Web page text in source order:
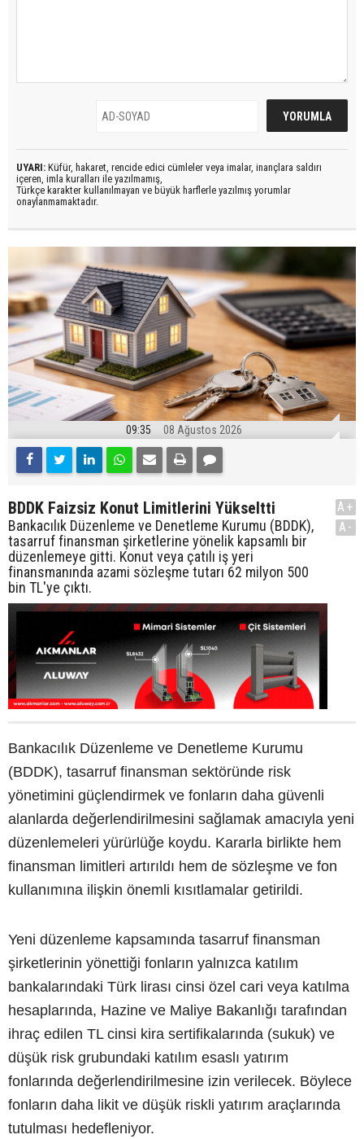
UYARI: Küfür, hakaret, rencide edici cümleler veya imalar, inançlara saldırı
içeren, imla kuralları ile yazılmamış,
Türkçe karakter kullanılmayan ve büyük harflerle yazılmış yorumlar
onaylanmamaktadır.
09:35 08 Ağustos 2026
BDDK Faizsiz Konut Limitlerini Yükseltti
Bankacılık Düzenleme ve Denetleme Kurumu (BDDK),
tasarruf finansman şirketlerine yönelik kapsamlı bir
düzenlemeye gitti. Konut veya çatılı iş yeri
finansmanında azami sözleşme tutarı 62 milyon 500
bin TL'ye çıktı.
A+
A-
Bankacılık Düzenleme ve Denetleme Kurumu
(BDDK), tasarruf finansman sektöründe risk
yönetimini güçlendirmek ve fonların daha güvenli
alanlarda değerlendirilmesini sağlamak amacıyla yeni
düzenlemeleri yürürlüğe koydu. Kararla birlikte hem
finansman limitleri artırıldı hem de sözleşme ve fon
kullanımına ilişkin önemli kısıtlamalar getirildi.
Yeni düzenleme kapsamında tasarruf finansman
şirketlerinin yönettiği fonların yalnızca katılım
bankalarındaki Türk lirası cinsi özel cari veya katılma
hesaplarında, Hazine ve Maliye Bakanlığı tarafından
ihraç edilen TL cinsi kira sertifikalarında (sukuk) ve
düşük risk grubundaki katılım esaslı yatırım
fonlarında değerlendirilmesine izin verilecek. Böylece
fonların daha likit ve düşük riskli yatırım araçlarında
tutulması hedefleniyor.